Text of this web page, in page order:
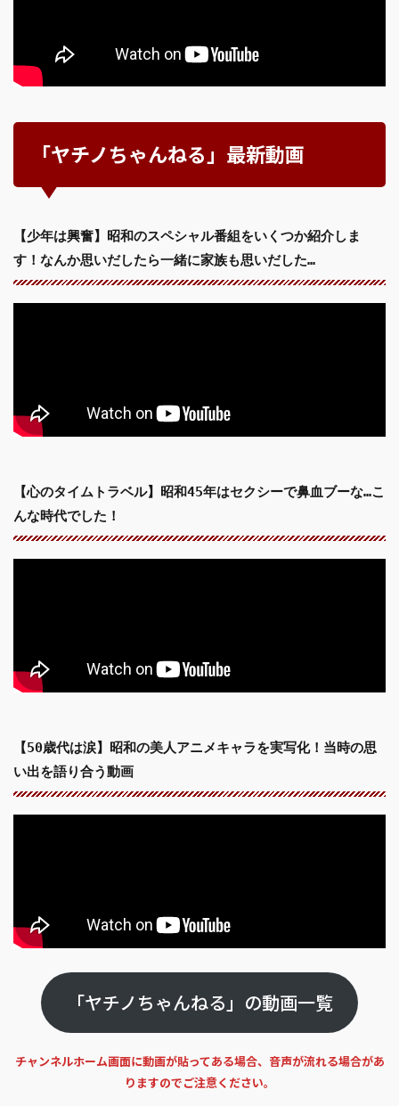
「ヤチノちゃんねる」最新動画
【少年は興奮】昭和のスペシャル番組をいくつか紹介しま
す！なんか思いだしたら一緒に家族も思いだした…
【心のタイムトラベル】昭和45年はセクシーで鼻血ブーな…こ
んな時代でした！
【50歳代は涙】昭和の美人アニメキャラを実写化！当時の思
い出を語り合う動画
「ヤチノちゃんねる」の動画一覧
チャンネルホーム画面に動画が貼ってある場合、音声が流れる場合があ
りますのでご注意ください。